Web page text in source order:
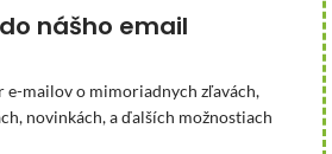
nášho email
e-mailov o mimoriadnych zľavách,
novinkách, a ďalších možnostiach